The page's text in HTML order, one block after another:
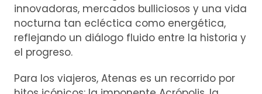
innovadoras, mercados bulliciosos y una vida
nocturna tan ecléctica como energética,
reflejando un diálogo fluido entre la historia y
el progreso.
Para los viajeros, Atenas es un recorrido por